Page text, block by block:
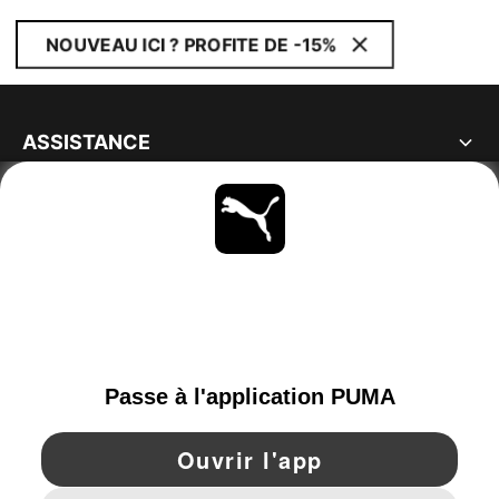
NOUVEAU ICI ? PROFITE DE -15%
ASSISTANCE
YouTube Twitter Pinterest